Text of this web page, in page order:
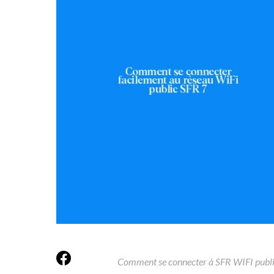
Comment se connecter à SFR WIFI